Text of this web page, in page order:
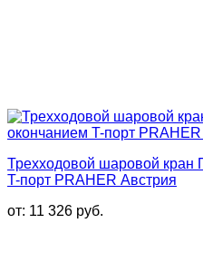
Трехходовой шаровой
T-порт PRAHER Австрия
от: 11 326 руб.